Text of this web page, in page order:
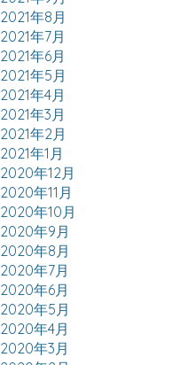
2021年8月
2021年7月
2021年6月
2021年5月
2021年4月
2021年3月
2021年2月
2021年1月
2020年12月
2020年11月
2020年10月
2020年9月
2020年8月
2020年7月
2020年6月
2020年5月
2020年4月
2020年3月